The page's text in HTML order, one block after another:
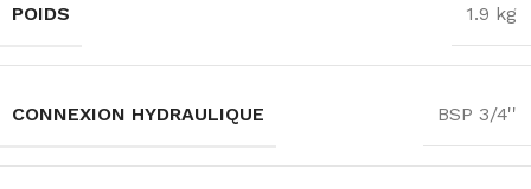
POIDS 1.9 kg
CONNEXION HYDRAULIQUE BSP 3/4''